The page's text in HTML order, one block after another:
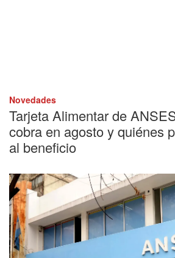
Novedades
Tarjeta Alimentar de
cobra en agosto y quiénes
al beneficio